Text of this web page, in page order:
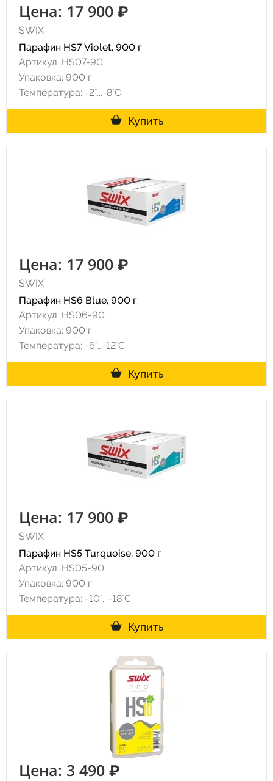
Цена: 17 900 ₽
SWIX
Парафин HS7 Violet, 900 г
Артикул: HS07-90
Упаковка: 900 г
Температура: -2°...-8°С
Купить
Цена: 17 900 ₽
SWIX
Парафин HS6 Blue, 900 г
Артикул: HS06-90
Упаковка: 900 г
Температура: -6°…-12°C
Купить
Цена: 17 900 ₽
SWIX
Парафин HS5 Turquoise, 900 г
Артикул: HS05-90
Упаковка: 900 г
Температура: -10°...-18°С
Купить
Цена: 3 490 ₽